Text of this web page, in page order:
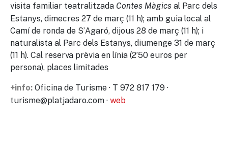
visita familiar teatralitzada Contes Màgics al Parc dels
Estanys, dimecres 27 de març (11 h); amb guia local al
Camí de ronda de S’Agaró, dijous 28 de març (11 h); i
naturalista al Parc dels Estanys, diumenge 31 de març
(11 h). Cal reserva prèvia en línia (2’50 euros per
persona), places limitades
+info: Oficina de Turisme · T 972 817 179 ·
turisme@platjadaro.com · web